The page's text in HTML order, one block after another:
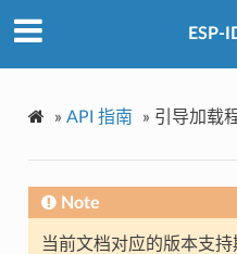
ESP-
» API 指南 » 引导加载
Note
当前文档对应的版本支